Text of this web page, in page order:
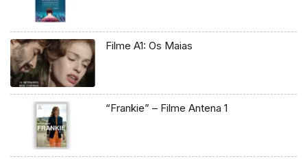
Filme A1: Os Maias
“Frankie” – Filme Antena 1